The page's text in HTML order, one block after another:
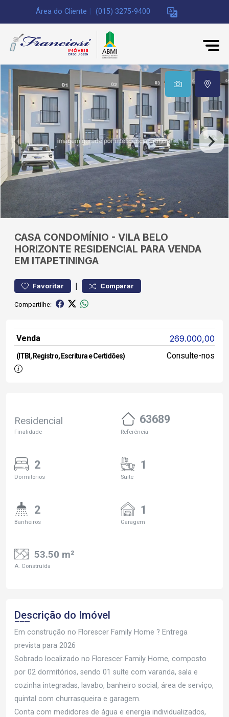
Área do Cliente (015) 3275-9400
CASA CONDOMÍNIO - VILA BELO
HORIZONTE RESIDENCIAL PARA VENDA
EM ITAPETININGA
Favoritar | Comparar
Compartilhe:
Venda 269.000,00
(ITBI, Registro, Escritura e Certidões) Consulte-nos
Residencial
Finalidade
63689
Referência
2
Dormitórios
1
Suite
2
Banheiros
1
Garagem
53.50 m²
A. Construída
Descrição do Imóvel
Em construção no Florescer Family Home ? Entrega
prevista para 2026
Sobrado localizado no Florescer Family Home, composto
por 02 dormitórios, sendo 01 suíte com varanda, sala e
cozinha integradas, lavabo, banheiro social, área de serviço,
quintal com churrasqueira e garagem.
Conta com medidores de água e energia individualizados,